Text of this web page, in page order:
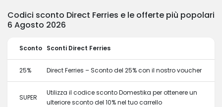
Codici sconto Direct Ferries e le offerte più popolari
6 Agosto 2026
Sconto Sconti Direct Ferries
25% Direct Ferries – Sconto del 25% con il nostro voucher
SUPER
Utilizza il codice sconto Domestika per ottenere un
ulteriore sconto del 10% nel tuo carrello